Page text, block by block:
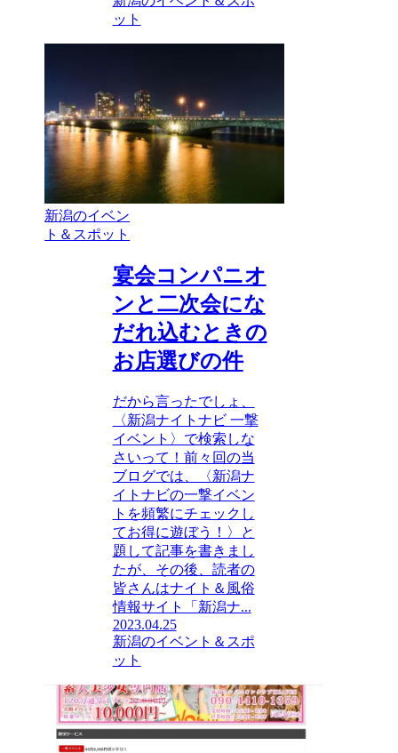
ット
新潟のイベン
ト＆スポット
宴会コンパニオ
ンと二次会にな
だれ込むときの
お店選びの件
だから言ったでしょ、
〈新潟ナイトナビ 一撃
イベント〉で検索しな
さいって！前々回の当
ブログでは、〈新潟ナ
イトナビの一撃イベン
トを頻繁にチェックし
てお得に遊ぼう！〉と
題して記事を書きまし
たが、その後、読者の
皆さんはナイト＆風俗
情報サイト「新潟ナ...
2023.04.25
新潟のイベント＆スポ
ット